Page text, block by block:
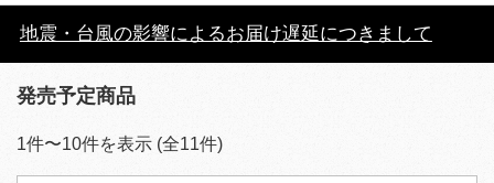
地震・台風の影響によるお届け遅延につきまして
発売予定商品
1件〜10件を表示 (全11件)